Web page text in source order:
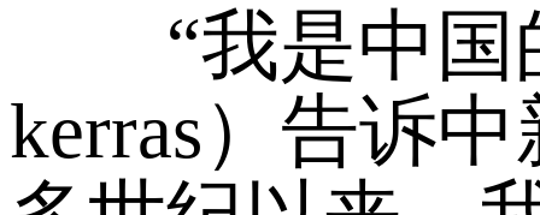
“我是中
kerras）告诉